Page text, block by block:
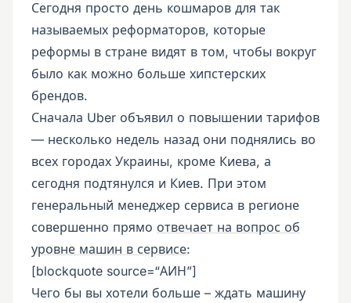
Сегодня просто день кошмаров для так
называемых реформаторов, которые
реформы в стране видят в том, чтобы вокруг
было как можно больше хипстерских
брендов.
Сначала Uber объявил о повышении тарифов
— несколько недель назад они поднялись во
всех городах Украины, кроме Киева, а
сегодня подтянулся и Киев. При этом
генеральный менеджер сервиса в регионе
совершенно прямо отвечает на вопрос об
уровне машин в сервисе:
[blockquote source=“АИН”]
Чего бы вы хотели больше – ждать машину